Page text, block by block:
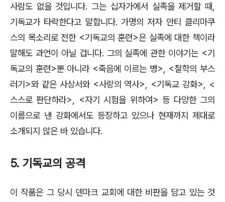
사람도 없을 것입니다. 그는 십자가에서 실족을 제거할 때,
기독교가 타락한다고 말합니다. 가명의 저자 안티 클리마쿠
스의 목소리로 전한 <기독교의 훈련>은 실족에 대한 책이라
말해도 과언이 아닐 겁니다. 그의 실족에 관한 이야기는 <기
독교의 훈련>뿐 아니라 <죽음에 이르는 병>, <철학의 부스
러기>와 같은 사상서와 <사랑의 역사>, <기독교 강화>, <
스스로 판단하라>, <자기 시험을 위하여> 등 다양한 그의
이름으로 낸 강화에서도 등장하고 있으나 현재까지 제대로
소개되지 않은 바 있습니다.
5. 기독교의 공격
이 작품은 그 당시 덴마크 교회에 대한 비판을 담고 있는 것